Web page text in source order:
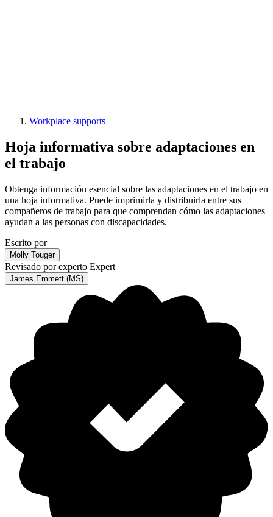
Workplace supports
Hoja informativa sobre adaptaciones en
el trabajo
Obtenga información esencial sobre las adaptaciones en el trabajo en
una hoja informativa. Puede imprimirla y distribuirla entre sus
compañeros de trabajo para que comprendan cómo las adaptaciones
ayudan a las personas con discapacidades.
Escrito por
Molly Touger
Revisado por experto Expert
James Emmett (MS)